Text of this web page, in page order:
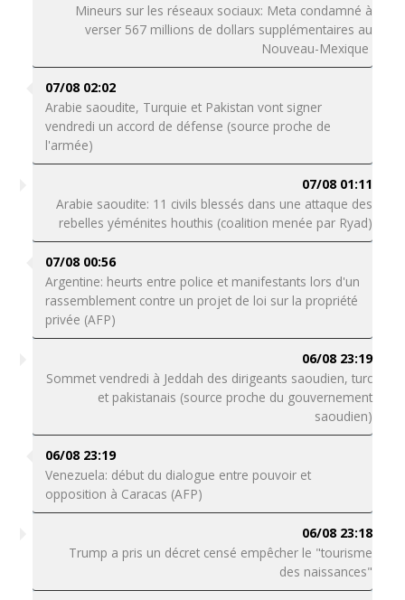
Mineurs sur les réseaux sociaux: Meta condamné à
verser 567 millions de dollars supplémentaires au
Nouveau-Mexique
07/08 02:02
Arabie saoudite, Turquie et Pakistan vont signer
vendredi un accord de défense (source proche de
l'armée)
07/08 01:11
Arabie saoudite: 11 civils blessés dans une attaque des
rebelles yéménites houthis (coalition menée par Ryad)
07/08 00:56
Argentine: heurts entre police et manifestants lors d'un
rassemblement contre un projet de loi sur la propriété
privée (AFP)
06/08 23:19
Sommet vendredi à Jeddah des dirigeants saoudien, turc
et pakistanais (source proche du gouvernement
saoudien)
06/08 23:19
Venezuela: début du dialogue entre pouvoir et
opposition à Caracas (AFP)
06/08 23:18
Trump a pris un décret censé empêcher le "tourisme
des naissances"